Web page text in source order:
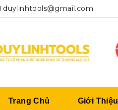
duylinhtools@gmail.com
Trang Chủ Giới Thiệu